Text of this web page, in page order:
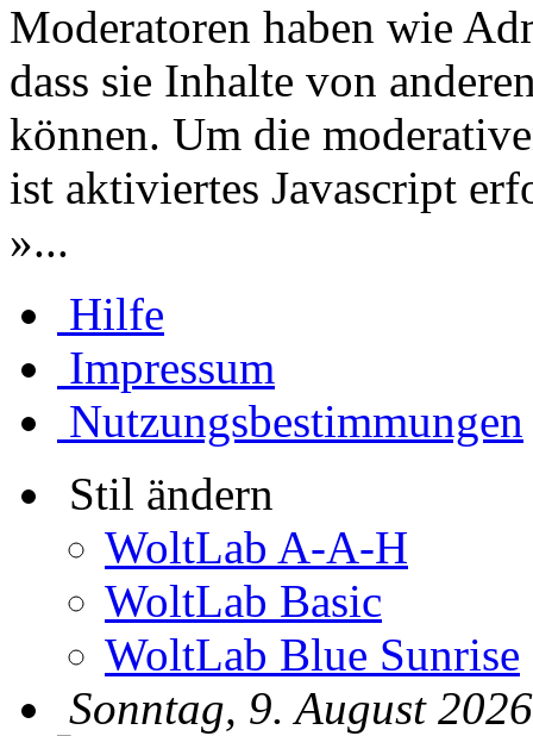
Moderatoren haben wie
dass sie Inhalte von
können. Um die
ist aktiviertes Javascript
»...
Hilfe
Impressum
Nutzungsbestimmungen
Stil ändern
WoltLab A-A-H
WoltLab Basic
WoltLab Blue Sunrise
Sonntag, 9. August